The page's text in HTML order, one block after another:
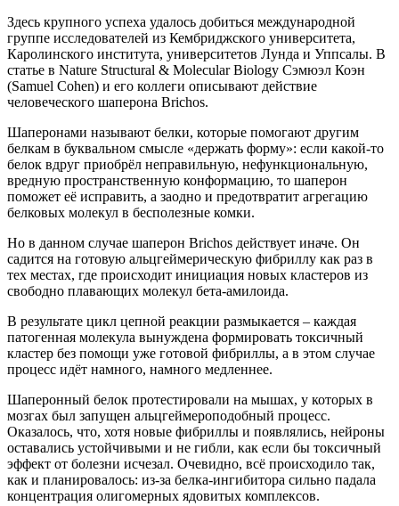
Здесь крупного успеха удалось добиться международной
группе исследователей из Кембриджского университета,
Каролинского института, университетов Лунда и Уппсалы. В
статье в Nature Structural & Molecular Biology Сэмюэл Коэн
(Samuel Cohen) и его коллеги описывают действие
человеческого шаперона Brichos.
Шаперонами называют белки, которые помогают другим
белкам в буквальном смысле «держать форму»: если какой-то
белок вдруг приобрёл неправильную, нефункциональную,
вредную пространственную конформацию, то шаперон
поможет её исправить, а заодно и предотвратит агрегацию
белковых молекул в бесполезные комки.
Но в данном случае шаперон Brichos действует иначе. Он
садится на готовую альцгеймерическую фибриллу как раз в
тех местах, где происходит инициация новых кластеров из
свободно плавающих молекул бета-амилоида.
В результате цикл цепной реакции размыкается – каждая
патогенная молекула вынуждена формировать токсичный
кластер без помощи уже готовой фибриллы, а в этом случае
процесс идёт намного, намного медленнее.
Шаперонный белок протестировали на мышах, у которых в
мозгах был запущен альцгеймероподобный процесс.
Оказалось, что, хотя новые фибриллы и появлялись, нейроны
оставались устойчивыми и не гибли, как если бы токсичный
эффект от болезни исчезал. Очевидно, всё происходило так,
как и планировалось: из-за белка-ингибитора сильно падала
концентрация олигомерных ядовитых комплексов.